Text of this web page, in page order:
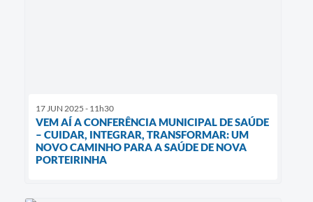
17 JUN 2025 - 11h30
VEM AÍ A CONFERÊNCIA MUNICIPAL DE SAÚDE
– CUIDAR, INTEGRAR, TRANSFORMAR: UM
NOVO CAMINHO PARA A SAÚDE DE NOVA
PORTEIRINHA